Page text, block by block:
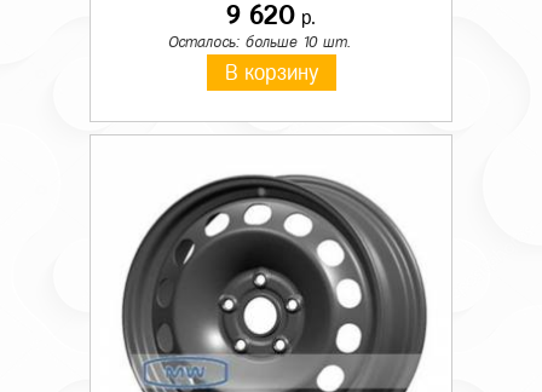
9 620 р.
Осталось: больше 10 шт.
В корзину